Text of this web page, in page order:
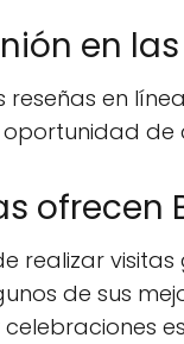
en
en
ofrecen
realizar
de sus